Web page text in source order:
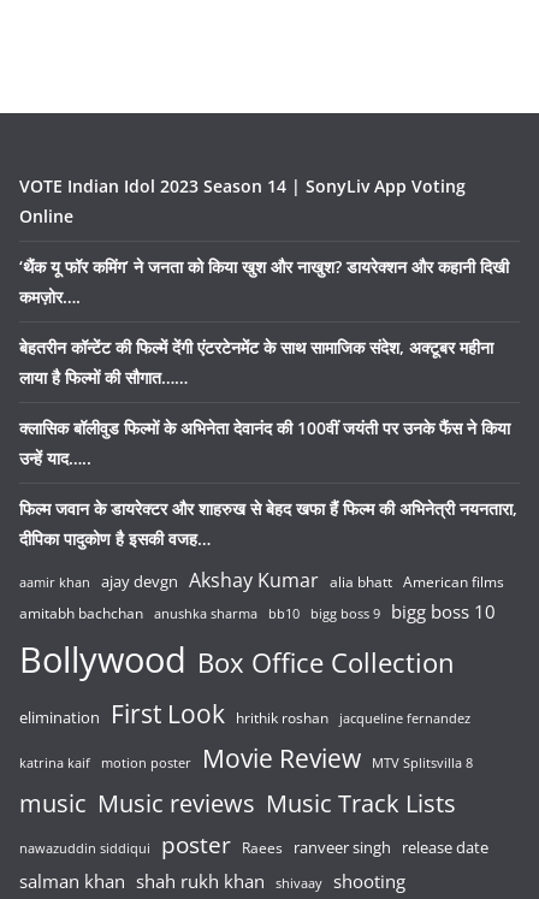
VOTE Indian Idol 2023 Season 14 | SonyLiv App Voting
Online
‘थैंक यू फॉर कमिंग’ ने जनता को किया खुश और नाखुश? डायरेक्शन और कहानी दिखी
कमज़ोर….
बेहतरीन कॉन्टेंट की फिल्में देंगी एंटरटेनमेंट के साथ सामाजिक संदेश, अक्टूबर महीना
लाया है फिल्मों की सौगात……
क्लासिक बॉलीवुड फिल्मों के अभिनेता देवानंद की 100वीं जयंती पर उनके फैंस ने किया
उन्हें याद…..
फिल्म जवान के डायरेक्टर और शाहरुख से बेहद खफा हैं फिल्म की अभिनेत्री नयनतारा,
दीपिका पादुकोण है इसकी वजह…
aamir khan ajay devgn Akshay Kumar alia bhatt American films
amitabh bachchan anushka sharma bb10 bigg boss 9 bigg boss 10
Bollywood Box Office Collection
elimination First Look hrithik roshan jacqueline fernandez
katrina kaif motion poster Movie Review MTV Splitsvilla 8
music Music reviews Music Track Lists
nawazuddin siddiqui poster Raees ranveer singh release date
salman khan shah rukh khan shivaay shooting